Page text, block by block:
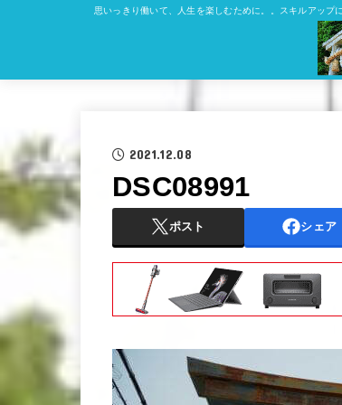
思いっきり働いて、人生を楽しむために。。スキルアッ
2021.12.08
DSC08991
ポスト シェア